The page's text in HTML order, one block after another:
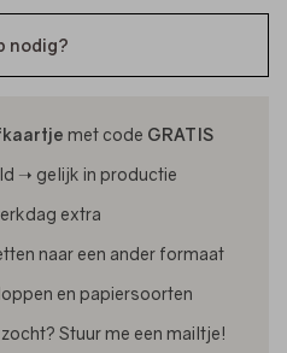
nodig?
met code GRATIS
➝ gelijk in productie
extra
naar een ander formaat
en papiersoorten
Stuur me een mailtje!